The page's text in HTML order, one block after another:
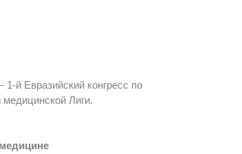
й Евразийский конгресс по
медицинской Лиги.